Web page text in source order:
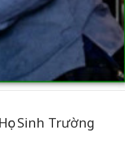
Sinh Trường